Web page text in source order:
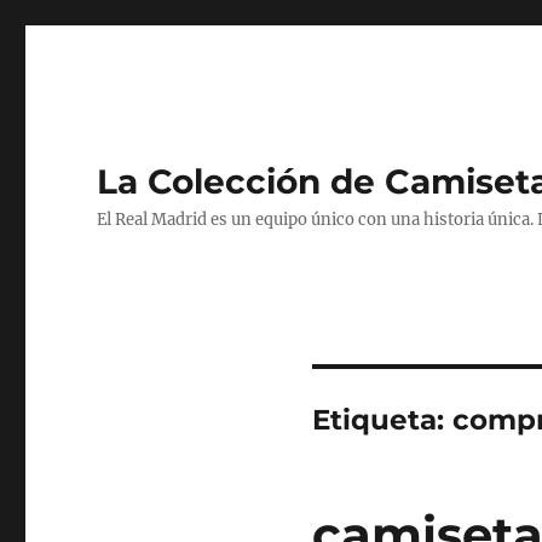
La Colección de
El Real Madrid es un equipo único con una historia
Etiqueta: